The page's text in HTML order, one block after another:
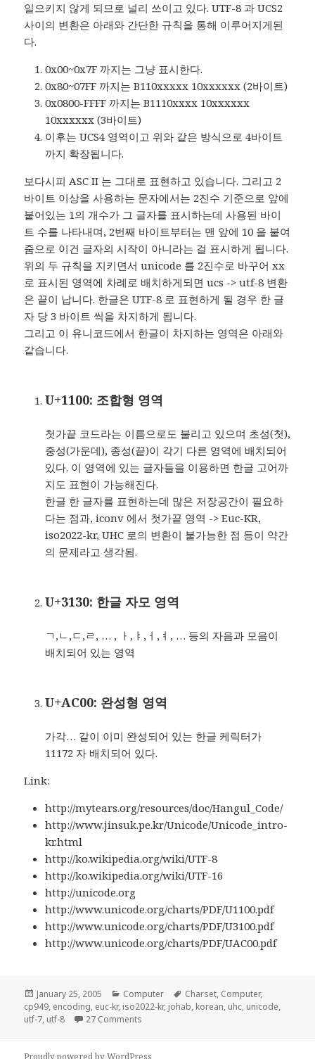
일으키지 않게 되므로 널리 쓰이고 있다. UTF-8 과 UCS2
사이의 변환은 아래와 간단한 규칙을 통해 이루어지게된
다.
0x00~0x7F 까지는 그냥 표시한다.
0x80~07FF 까지는 B110xxxxx 10xxxxxx (2바이트)
0x0800-FFFF 까지는 B1110xxxx 10xxxxxx
10xxxxxx (3바이트)
이후는 UCS4 영역이고 위와 같은 방식으로 4바이트
까지 확장됩니다.
보다시피 ASC II 는 그대로 표현하고 있습니다. 그리고 2
바이트 이상을 사용하는 문자에서는 2진수 기준으로 앞에
붙어있는 1의 개수가 그 글자를 표시하는데 사용된 바이
트 수를 나타내며, 2번째 바이트부터는 맨 앞에 10 을 붙여
줌으로 이건 글자의 시작이 아니라는 걸 표시하게 됩니다.
위의 두 규칙을 지키면서 unicode 를 2진수로 바꾸어 xx
로 표시된 영역에 차례로 배치하게되면 ucs -> utf-8 변환
은 끝이 납니다. 한글은 UTF-8 로 표현하게 될 경우 한 글
자 당 3 바이트 씩을 차지하게 됩니다.
그리고 이 유니코드에서 한글이 차지하는 영역은 아래와
같습니다.
U+1100: 조합형 영역
첫가끝 코드라는 이름으로도 불리고 있으며 초성(첫),
중성(가운데), 종성(끝)이 각기 다른 영역에 배치되어
있다. 이 영역에 있는 글자들을 이용하면 한글 고어까
지도 표현이 가능해진다.
한글 한 글자를 표현하는데 많은 저장공간이 필요하
다는 점과, iconv 에서 첫가끝 영역 -> Euc-KR,
iso2022-kr, UHC 로의 변환이 불가능한 점 등이 약간
의 문제라고 생각됨.
U+3130: 한글 자모 영역
ㄱ,ㄴ,ㄷ,ㄹ, … , ㅏ,ㅑ,ㅓ,ㅕ, … 등의 자음과 모음이
배치되어 있는 영역
U+AC00: 완성형 영역
가각… 같이 이미 완성되어 있는 한글 케릭터가
11172 자 배치되어 있다.
Link:
http://mytears.org/resources/doc/Hangul_Code/
http://www.jinsuk.pe.kr/Unicode/Unicode_intro-
kr.html
http://ko.wikipedia.org/wiki/UTF-8
http://ko.wikipedia.org/wiki/UTF-16
http://unicode.org
http://www.unicode.org/charts/PDF/U1100.pdf
http://www.unicode.org/charts/PDF/U3100.pdf
http://www.unicode.org/charts/PDF/UAC00.pdf
Posted
on
January 25, 2005 Categories
Computer Tags
Charset, Computer,
cp949, encoding, euc-kr, iso2022-kr, johab, korean, uhc, unicode,
utf-7, utf-8 27 Comments